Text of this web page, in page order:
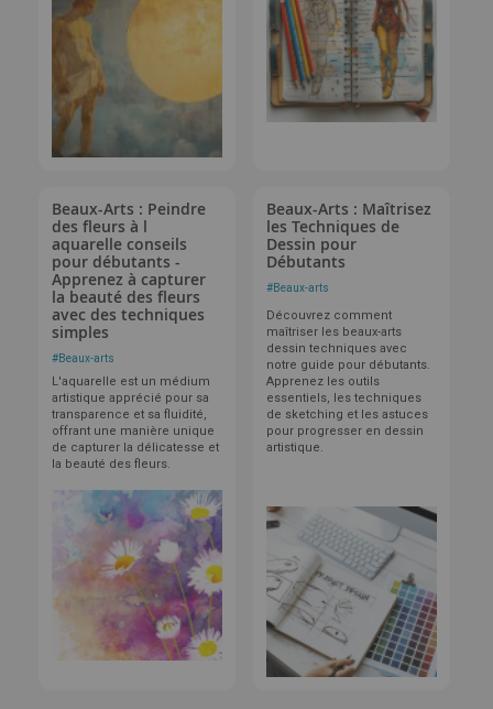
Beaux-Arts : Peindre
des fleurs à l
aquarelle conseils
pour débutants -
Apprenez à capturer
la beauté des fleurs
avec des techniques
simples
#Beaux-arts
L'aquarelle est un médium
artistique apprécié pour sa
transparence et sa fluidité,
offrant une manière unique
de capturer la délicatesse et
la beauté des fleurs.
Beaux-Arts : Maîtrisez
les Techniques de
Dessin pour
Débutants
#Beaux-arts
Découvrez comment
maîtriser les beaux-arts
dessin techniques avec
notre guide pour débutants.
Apprenez les outils
essentiels, les techniques
de sketching et les astuces
pour progresser en dessin
artistique.